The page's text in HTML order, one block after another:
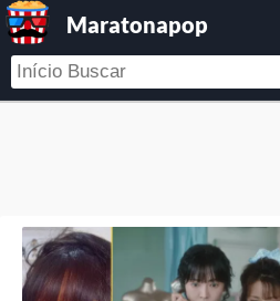
Maratonapop